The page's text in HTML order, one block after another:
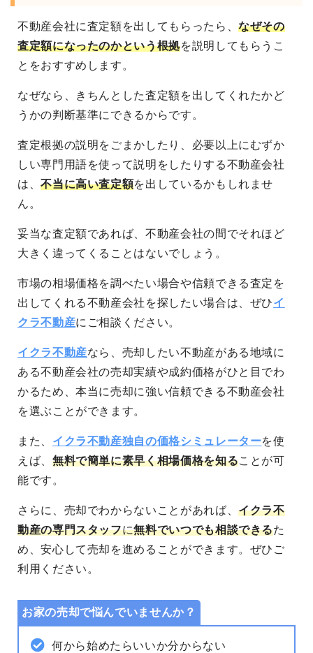
不動産会社に査定額を出してもらったら、なぜその
査定額になったのかという根拠を説明してもらうこ
とをおすすめします。
なぜなら、きちんとした査定額を出してくれたかど
うかの判断基準にできるからです。
査定根拠の説明をごまかしたり、必要以上にむずか
しい専門用語を使って説明をしたりする不動産会社
は、不当に高い査定額を出しているかもしれませ
ん。
妥当な査定額であれば、不動産会社の間でそれほど
大きく違ってくることはないでしょう。
市場の相場価格を調べたい場合や信頼できる査定を
出してくれる不動産会社を探したい場合は、ぜひイ
クラ不動産にご相談ください。
イクラ不動産なら、売却したい不動産がある地域に
ある不動産会社の売却実績や成約価格がひと目でわ
かるため、本当に売却に強い信頼できる不動産会社
を選ぶことができます。
また、 イクラ不動産独自の価格シミュレーターを使
えば、 無料で簡単に素早く相場価格を知ることが可
能です。
さらに、売却でわからないことがあれば、イクラ不
動産の専門スタッフに無料でいつでも相談できるた
め、安心して売却を進めることができます。 ぜひご
利用ください。
お家の売却で悩んでいませんか？
何から始めたらいいか分からない